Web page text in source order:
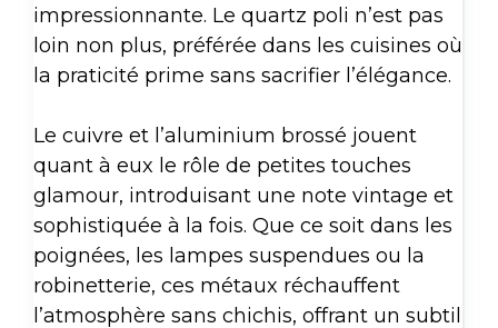
impressionnante. Le quartz poli n’est pas
loin non plus, préférée dans les cuisines où
la praticité prime sans sacrifier l’élégance.
Le cuivre et l’aluminium brossé jouent
quant à eux le rôle de petites touches
glamour, introduisant une note vintage et
sophistiquée à la fois. Que ce soit dans les
poignées, les lampes suspendues ou la
robinetterie, ces métaux réchauffent
l’atmosphère sans chichis, offrant un subtil